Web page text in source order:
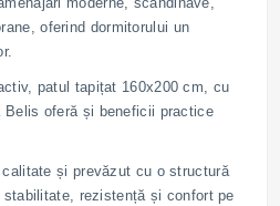
oferind dormitorului un
patul tapițat 160x200 cm, cu
oferă și beneficii practice
și prevăzut cu o structură
rezistență și confort pe